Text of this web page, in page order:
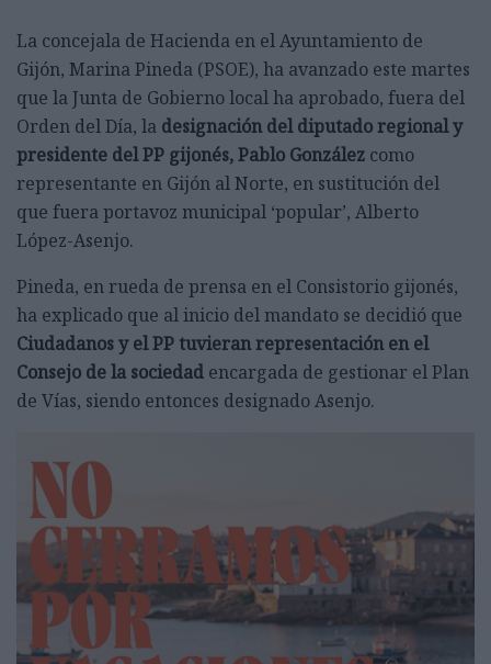
La concejala de Hacienda en el Ayuntamiento de
Gijón, Marina Pineda (PSOE), ha avanzado este martes
que la Junta de Gobierno local ha aprobado, fuera del
Orden del Día, la designación del diputado regional y
presidente del PP gijonés, Pablo González como
representante en Gijón al Norte, en sustitución del
que fuera portavoz municipal ‘popular’, Alberto
López-Asenjo.
Pineda, en rueda de prensa en el Consistorio gijonés,
ha explicado que al inicio del mandato se decidió que
Ciudadanos y el PP tuvieran representación en el
Consejo de la sociedad encargada de gestionar el Plan
de Vías, siendo entonces designado Asenjo.